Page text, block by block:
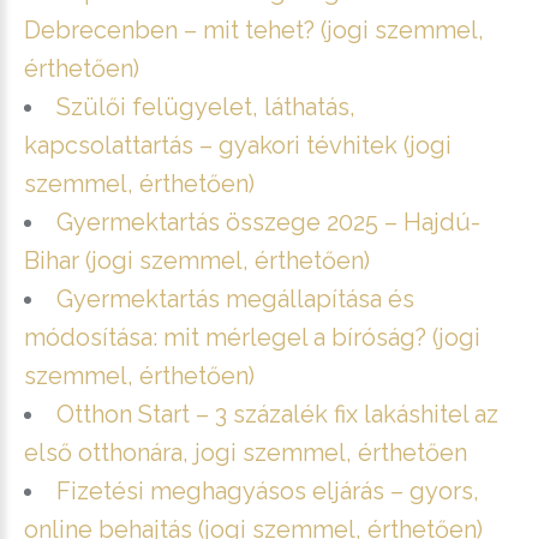
Debrecenben – mit tehet? (jogi szemmel,
érthetően)
Szülői felügyelet, láthatás,
kapcsolattartás – gyakori tévhitek (jogi
szemmel, érthetően)
Gyermektartás összege 2025 – Hajdú-
Bihar (jogi szemmel, érthetően)
Gyermektartás megállapítása és
módosítása: mit mérlegel a bíróság? (jogi
szemmel, érthetően)
Otthon Start – 3 százalék fix lakáshitel az
első otthonára, jogi szemmel, érthetően
Fizetési meghagyásos eljárás – gyors,
online behajtás (jogi szemmel, érthetően)